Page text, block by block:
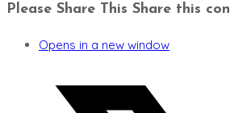
Please Share This Share this
Opens in a new window